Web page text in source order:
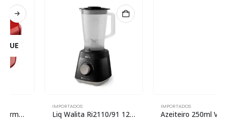
Liq Walita Ri2110/91 127v Pt